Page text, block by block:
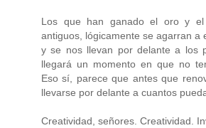
Los que han ganado el oro y
antiguos, lógicamente se agarran a
y se nos llevan por delante a los
llegará un momento en que no
Eso sí, parece que antes que
llevarse por delante a cuantos
Creatividad, señores. Creatividad.